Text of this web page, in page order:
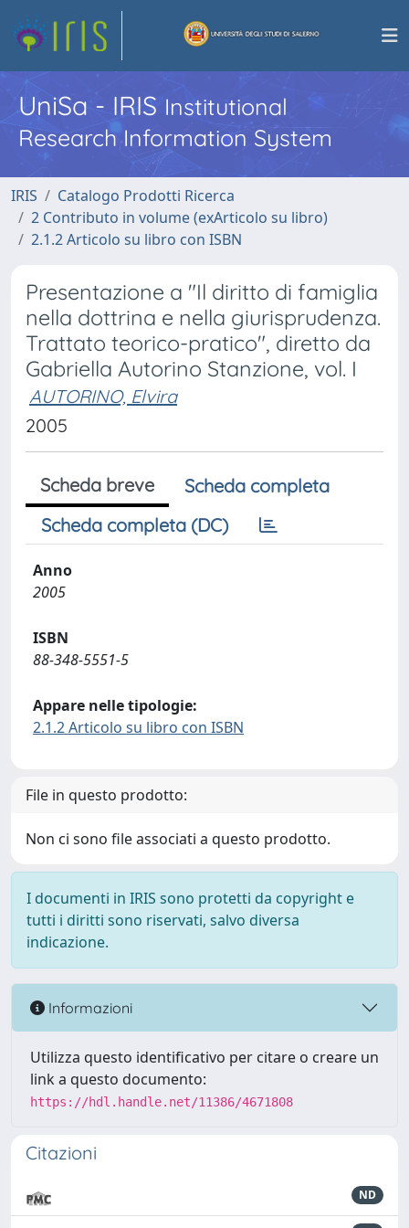
UniSa - IRISInstitutional
Research Information System
IRIS
Catalogo Prodotti Ricerca
2 Contributo in volume (exArticolo su libro)
2.1.2 Articolo su libro con ISBN
Presentazione a "Il diritto di famiglia
nella dottrina e nella giurisprudenza.
Trattato teorico-pratico", diretto da
Gabriella Autorino Stanzione, vol. I
AUTORINO, Elvira
2005
Scheda breve
Scheda completa
Scheda completa (DC)
Anno
2005
ISBN
88-348-5551-5
Appare nelle tipologie:
2.1.2 Articolo su libro con ISBN
File in questo prodotto:
Non ci sono file associati a questo prodotto.
I documenti in IRIS sono protetti da copyright e
tutti i diritti sono riservati, salvo diversa
indicazione.
Informazioni
Utilizza questo identificativo per citare o creare un
link a questo documento:
https://hdl.handle.net/11386/4671808
Citazioni
ND